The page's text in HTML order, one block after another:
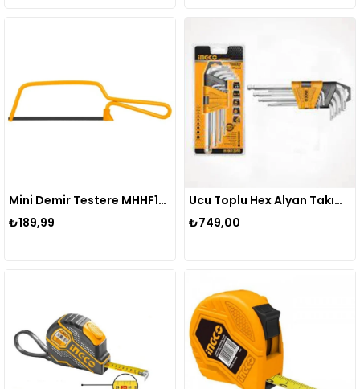
Mini Demir Testere MHHF1501 INGCO
₺189,99
Ucu Toplu Hex Alyan Takımı HHK12091 Cr-v 9 Parça
₺749,00